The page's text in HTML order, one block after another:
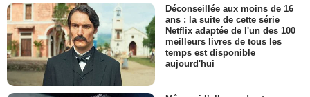
Déconseillée aux moins de 16
ans : la suite de cette série
Netflix adaptée de l'un des 100
meilleurs livres de tous les
temps est disponible
aujourd'hui